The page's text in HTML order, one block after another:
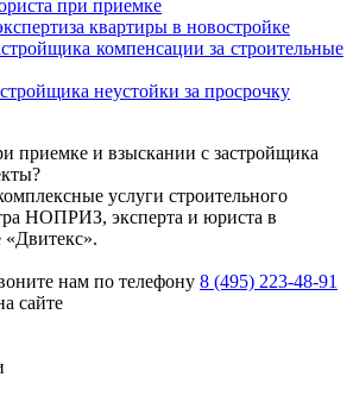
при приемке
квартиры в новостройке
компенсации за строительные
неустойки за просрочку
приемке и взыскании с застройщика
услуги строительного
НОПРИЗ, эксперта и юриста в
нам по телефону 8 (495) 223-48-91
сайте